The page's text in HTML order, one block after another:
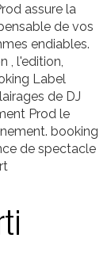
assure la
de vos
endiables.
, l'edition,
Label
de DJ
Prod le
booking
de spectacle